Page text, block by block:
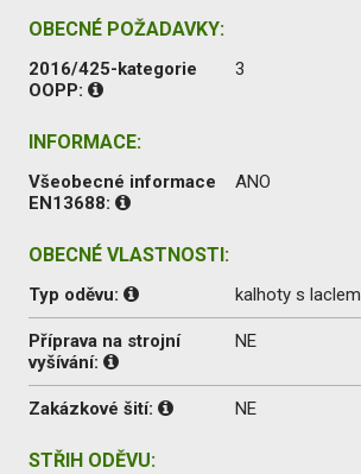
OBECNÉ POŽADAVKY:
2016/425-kategorie
OOPP:
3
INFORMACE:
Všeobecné informace
EN13688:
ANO
OBECNÉ VLASTNOSTI:
Typ oděvu: kalhoty s laclem
Příprava na strojní
vyšívání:
NE
Zakázkové šití: NE
STŘIH ODĚVU: